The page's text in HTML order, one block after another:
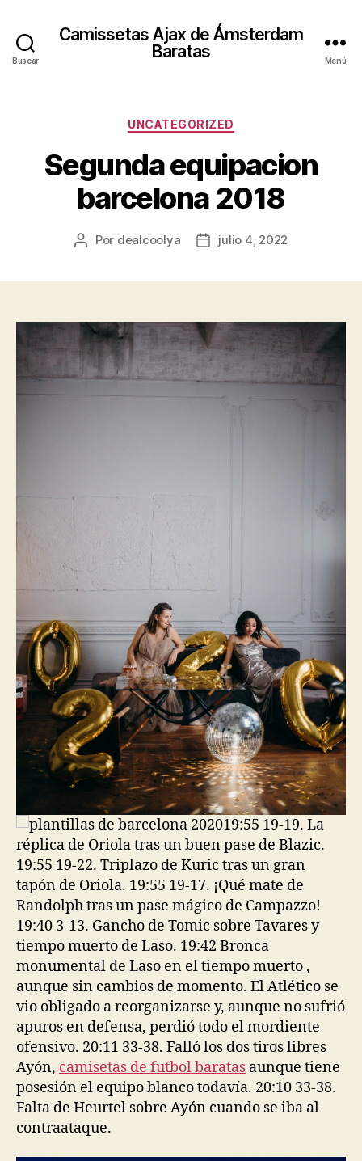
Buscar
Camissetas Ajax de Ámsterdam
Baratas
Menú
Categorías
UNCATEGORIZED
Segunda equipacion
barcelona 2018
Autor
Por dealcoolya
Fechajulio 4, 2022
plantillas de barcelona 202019:55 19-19. La
réplica de Oriola tras un buen pase de Blazic.
19:55 19-22. Triplazo de Kuric tras un gran
tapón de Oriola. 19:55 19-17. ¡Qué mate de
Randolph tras un pase mágico de Campazzo!
19:40 3-13. Gancho de Tomic sobre Tavares y
tiempo muerto de Laso. 19:42 Bronca
monumental de Laso en el tiempo muerto ,
aunque sin cambios de momento. El Atlético se
vio obligado a reorganizarse y, aunque no sufrió
apuros en defensa, perdió todo el mordiente
ofensivo. 20:11 33-38. Falló los dos tiros libres
Ayón, camisetas de futbol baratas aunque tiene
posesión el equipo blanco todavía. 20:10 33-38.
Falta de Heurtel sobre Ayón cuando se iba al
contraataque.